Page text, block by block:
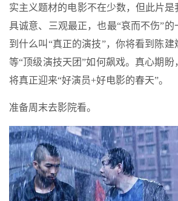
实主义题材的电影不在少数，但此片
具诚意、三观最正，也最“哀而不伤”
到什么叫“真正的演技”，你将看到陈建
等“顶级演技天团”如何飙戏。真心期
将真正迎来“好演员+好电影的春天”。
准备周末去影院看。